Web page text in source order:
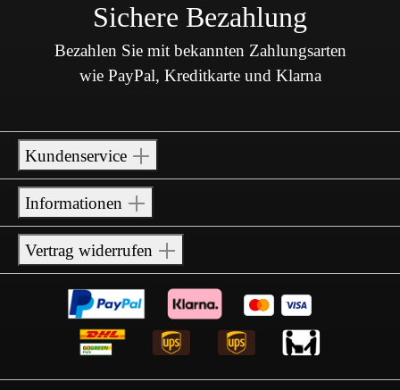
Sichere Bezahlung
Bezahlen Sie mit bekannten Zahlungsarten
wie PayPal, Kreditkarte und Klarna
Kundenservice
Informationen
Vertrag widerrufen